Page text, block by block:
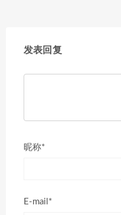
发表回复
昵称*
E-mail*